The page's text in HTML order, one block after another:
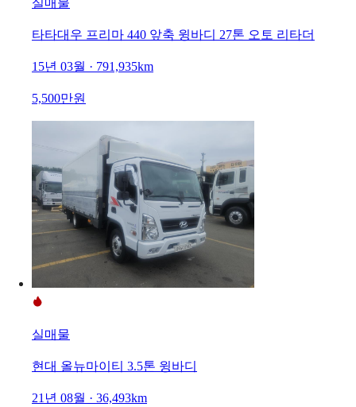
실매물
타타대우 프리마 440 앞축 윙바디 27톤 오토 리타더
15년 03월 · 791,935km
5,500만원
실매물
현대 올뉴마이티 3.5톤 윙바디
21년 08월 · 36,493km